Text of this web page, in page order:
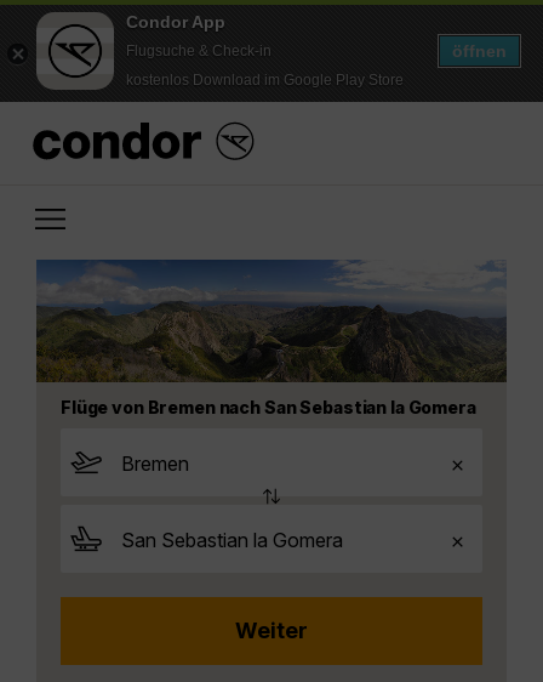
Condor App
Flugsuche & Check-in
kostenlos Download im Google Play Store
öffnen
Flüge von Bremen nach San Sebastian la Gomera